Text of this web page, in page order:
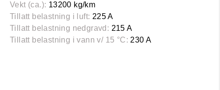
Vekt (ca.): 13200 kg/km
Tillatt belastning i luft: 225 A
Tillatt belastning nedgravd: 215 A
Tillatt belastning i vann v/ 15 °C: 230 A